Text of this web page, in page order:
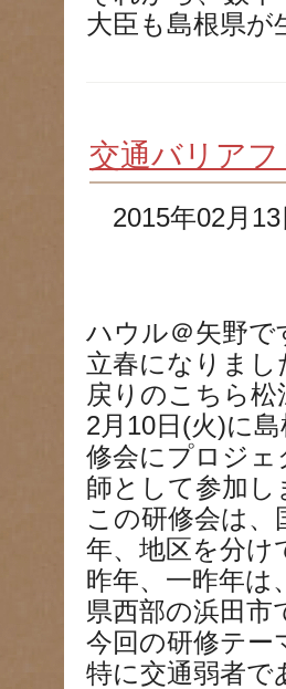
大臣も島根県が
交通バリア
2015年02月
ハウル＠矢野で
立春になりま
戻りのこちら松
2月10日(火)に
修会にプロジ
師として参加
この研修会は、
年、地区を分け
昨年、一昨年は
県西部の浜田市
今回の研修テー
特に交通弱者で